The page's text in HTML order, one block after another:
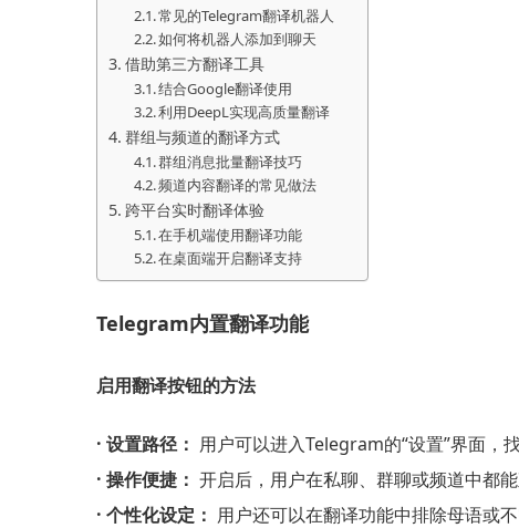
常见的Telegram翻译机器人
如何将机器人添加到聊天
借助第三方翻译工具
结合Google翻译使用
利用DeepL实现高质量翻译
群组与频道的翻译方式
群组消息批量翻译技巧
频道内容翻译的常见做法
跨平台实时翻译体验
在手机端使用翻译功能
在桌面端开启翻译支持
Telegram内置翻译功能
启用翻译按钮的方法
· 设置路径： 用户可以进入Telegram的“设置”界面，
· 操作便捷： 开启后，用户在私聊、群聊或频道中都
· 个性化设定： 用户还可以在翻译功能中排除母语或